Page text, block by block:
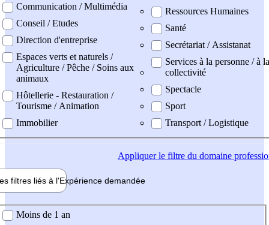
Communication / Multimédia
Conseil / Etudes
Direction d'entreprise
Espaces verts et naturels /
Agriculture / Pêche / Soins aux
animaux
Hôtellerie - Restauration /
Tourisme / Animation
Immobilier
Ressources Humaines
Santé
Secrétariat / Assistanat
Services à la personne / à la
collectivité
Spectacle
Sport
Transport / Logistique
Appliquerle filtre du domaine
filtres liés à l'Expérience demandée
demandée
Moins de 1 an